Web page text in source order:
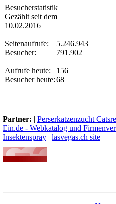
Besucherstatistik
Gezählt seit dem
10.02.2016
Seitenaufrufe:
Besucher:
Aufrufe heute:
Besucher heute:
5.246.943
791.902
156
68
Partner: | Perserkatzenzucht
Ein.de - Webkatalog und
Insektenspray | lasvegas.ch site